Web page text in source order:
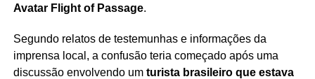
Avatar Flight of Passage.
Segundo relatos de testemunhas e informações da
imprensa local, a confusão teria começado após uma
discussão envolvendo um turista brasileiro que estava